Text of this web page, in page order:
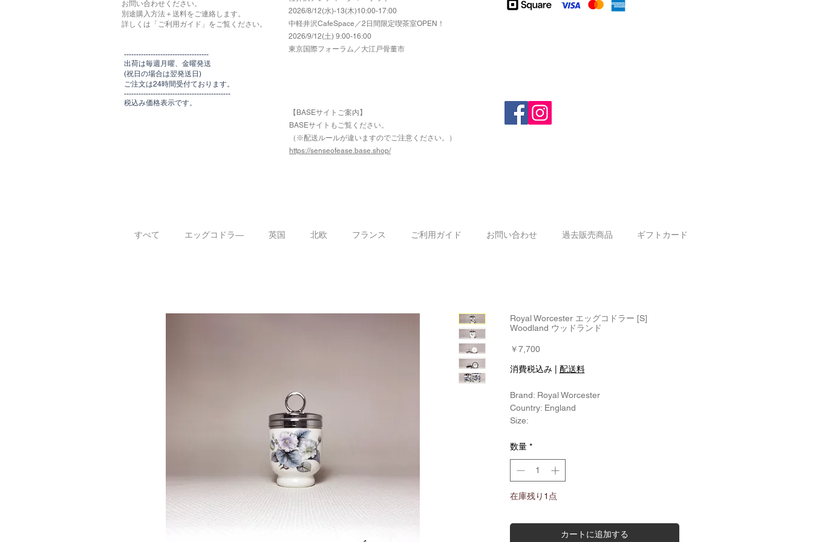
お問い合わせください。
別途購入方法＋送料をご連絡します。
​​詳しくは「ご利用ガイド」をご覧ください。
​-----------------------------------
出荷は毎週月曜、金曜発送
(祝日の場合は翌発送日)
ご注文は24時間受付ております​。
-------------------------------​-------​------
​税込み価格表示です。
2026/8/12(水)-13(木)10:00-17:00
​中軽井沢CafeSpace／2日間限定喫茶室OPEN！
2026/9/12(土) 9:00-16:00
東京国際フォーラム／大江戸骨董市
【BASEサイトご案内】
​BASEサイトもご覧ください。
（※配送ルールが違いますのでご注意ください。）
https://senseofease.base.shop/​
すべて エッグコドラ― 英国 北欧 フランス ご利用ガイド お問い合わせ 過去販売商品 ギフトカード
Royal Worcester エッグコドラー [S]
Woodland ウッドランド
￥7,700価
格
消費税込み| 配送料
Brand: Royal Worcester
Country: England
Size:
高さ(リング無)：約 7.0cm
高さ(リング含)：約 8.7cm
Year of Man.：1977 - 1983
数量 *
在庫残り1点
カートに追加する